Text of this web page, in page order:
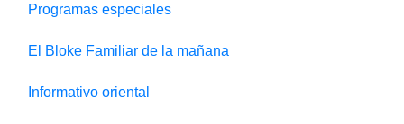
Programas especiales
El Bloke Familiar de la mañana
Informativo oriental